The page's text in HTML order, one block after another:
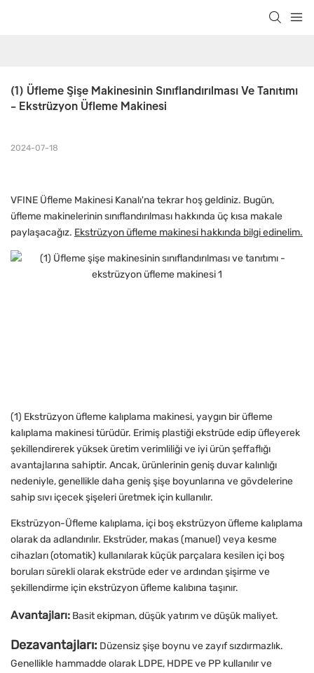
(1) Üfleme Şişe Makinesinin Sınıflandırılması Ve Tanıtımı
- Ekstrüzyon Üfleme Makinesi
2024-07-18
VFINE Üfleme Makinesi Kanalı'na tekrar hoş geldiniz. Bugün,
üfleme makinelerinin sınıflandırılması hakkında üç kısa makale
paylaşacağız. Ekstrüzyon üfleme makinesi hakkında bilgi edinelim.
(1) Ekstrüzyon üfleme kalıplama makinesi, yaygın bir üfleme
kalıplama makinesi türüdür. Erimiş plastiği ekstrüde edip üfleyerek
şekillendirerek yüksek üretim verimliliği ve iyi ürün şeffaflığı
avantajlarına sahiptir. Ancak, ürünlerinin geniş duvar kalınlığı
nedeniyle, genellikle daha geniş şişe boyunlarına ve gövdelerine
sahip sıvı içecek şişeleri üretmek için kullanılır.
Ekstrüzyon-Üfleme kalıplama, içi boş ekstrüzyon üfleme kalıplama
olarak da adlandırılır. Ekstrüder, makas (manuel) veya kesme
cihazları (otomatik) kullanılarak küçük parçalara kesilen içi boş
boruları sürekli olarak ekstrüde eder ve ardından şişirme ve
şekillendirme için ekstrüzyon üfleme kalıbına taşınır.
Avantajları: Basit ekipman, düşük yatırım ve düşük maliyet.
Dezavantajları: Düzensiz şişe boynu ve zayıf sızdırmazlık.
Genellikle hammadde olarak LDPE, HDPE ve PP kullanılır ve